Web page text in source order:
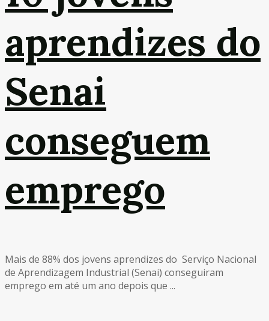
aprendizes do
Senai
conseguem
emprego
Mais de 88% dos jovens aprendizes do Serviço Nacional
de Aprendizagem Industrial (Senai) conseguiram
emprego em até um ano depois que ...